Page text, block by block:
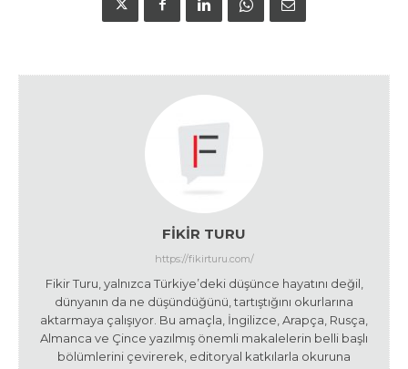
FIKIR TURU
https://fikirturu.com/
Fikir Turu, yalnızca Türkiye’deki düşünce hayatını değil,
dünyanın da ne düşündüğünü, tartıştığını okurlarına
aktarmaya çalışıyor. Bu amaçla, İngilizce, Arapça, Rusça,
Almanca ve Çince yazılmış önemli makalelerin belli başlı
bölümlerini çevirerek, editoryal katkılarla okuruna